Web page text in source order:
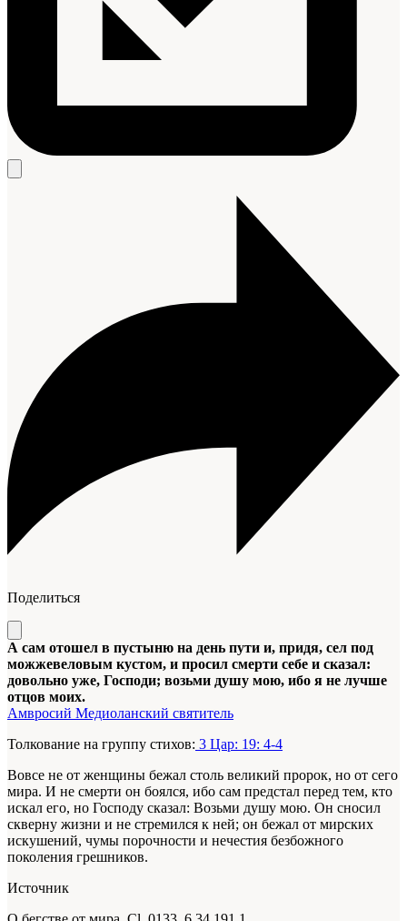
Поделиться
А сам отошел в пустыню на день пути и, придя, сел под
можжевеловым кустом, и просил смерти себе и сказал:
довольно уже, Господи; возьми душу мою, ибо я не лучше
отцов моих.
Амвросий Медиоланский святитель
Толкование на группу стихов: 3 Цар: 19: 4-4
Вовсе не от женщины бежал столь великий пророк, но от сего
мира. И не смерти он боялся, ибо сам предстал перед тем, кто
искал его, но Господу сказал: Возьми душу мою. Он сносил
скверну жизни и не стремился к ней; он бежал от мирских
искушений, чумы порочности и нечестия безбожного
поколения грешников.
Источник